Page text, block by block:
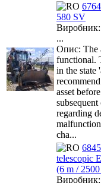
580 SV
...
Опис: The
functional.
in the state
asset
regarding
cha...
telescopic
(6 m /